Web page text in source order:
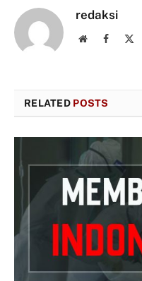
redaksi
WebsiteFacebook
RELATED POSTS